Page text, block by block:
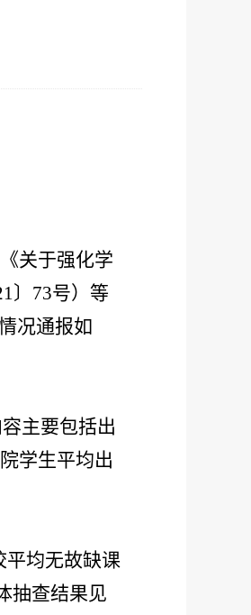
关于强化学
〕 73号）等
况通报如
主要包括出
学生平均出
平均无故缺课
抽查结果见